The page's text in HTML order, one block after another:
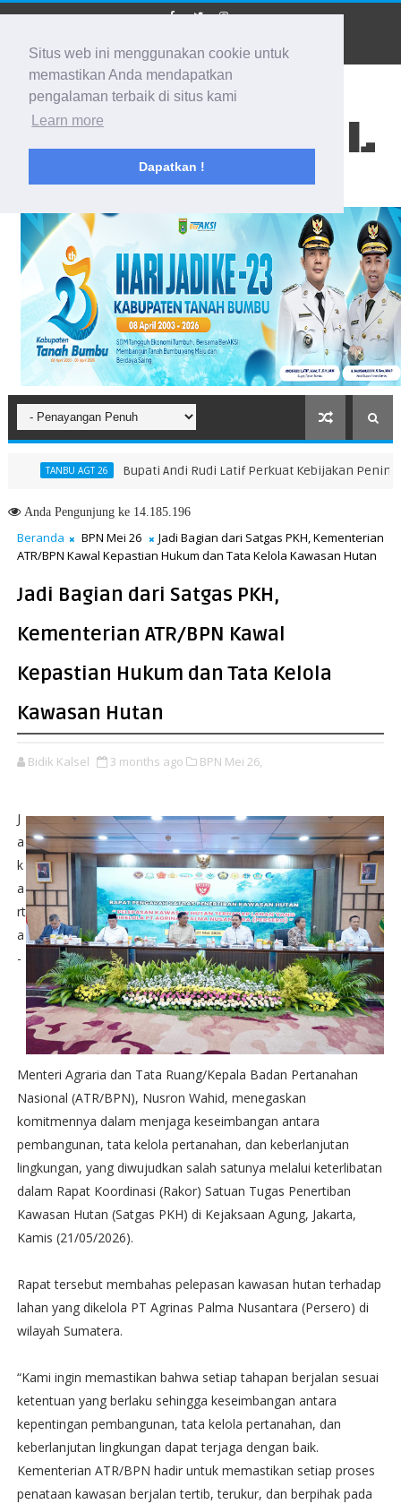
Situs web ini menggunakan cookie untuk
memastikan Anda mendapatkan
pengalaman terbaik di situs kami
Learn more
Dapatkan !
BIDIK KALSEL
Membidik Ke Segala Arah
TANBU AGT 26 Bupati Andi Rudi Latif Perkuat Kebijakan
AndaPengunjung ke 14.185.196
Beranda BPN Mei 26
Jadi Bagian dari Satgas PKH, Kementerian
ATR/BPN Kawal Kepastian Hukum dan Tata Kelola Kawasan Hutan
Jadi Bagian dari Satgas PKH,
Kementerian ATR/BPN Kawal
Kepastian Hukum dan Tata Kelola
Kawasan Hutan
Bidik Kalsel 3 months ago BPN Mei 26,
J
a
k
a
rt
a
-
Menteri Agraria dan Tata Ruang/Kepala Badan Pertanahan
Nasional (ATR/BPN), Nusron Wahid, menegaskan
komitmennya dalam menjaga keseimbangan antara
pembangunan, tata kelola pertanahan, dan keberlanjutan
lingkungan, yang diwujudkan salah satunya melalui keterlibatan
dalam Rapat Koordinasi (Rakor) Satuan Tugas Penertiban
Kawasan Hutan (Satgas PKH) di Kejaksaan Agung, Jakarta,
Kamis (21/05/2026).
Rapat tersebut membahas pelepasan kawasan hutan terhadap
lahan yang dikelola PT Agrinas Palma Nusantara (Persero) di
wilayah Sumatera.
“Kami ingin memastikan bahwa setiap tahapan berjalan sesuai
ketentuan yang berlaku sehingga keseimbangan antara
kepentingan pembangunan, tata kelola pertanahan, dan
keberlanjutan lingkungan dapat terjaga dengan baik.
Kementerian ATR/BPN hadir untuk memastikan setiap proses
penataan kawasan berjalan tertib, terukur, dan berpihak pada